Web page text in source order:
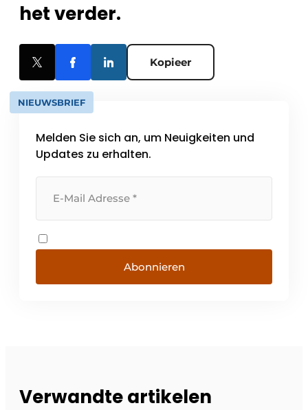
het verder.
Kopieer
NIEUWSBRIEF
Melden Sie sich an, um Neuigkeiten und
Updates zu erhalten.
Abonnieren
Verwandte artikelen